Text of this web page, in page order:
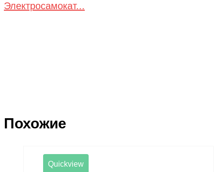
Электросамокат...
Похожие
Quickview